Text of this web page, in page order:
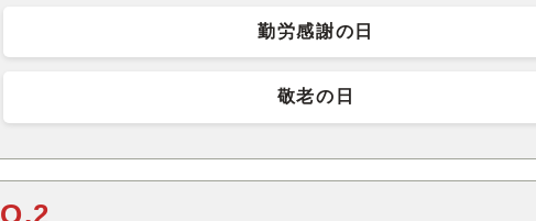
勤労感謝の日
敬老の日
Q.2